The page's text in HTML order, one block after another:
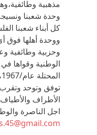
مذهبية
وحدة شعبنا
كل أبناء شعبنا
ووحدة أهلها فوق
وحزبية وطائفية
الوطنية وقواها
توفق وتوحد
الأطراف
اجل الناصرة